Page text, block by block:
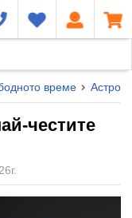
време
честите